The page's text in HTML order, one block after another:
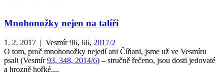
Mnohonožky nejen na talíři
1. 2. 2017 | Vesmír 96, 66, 2017/2
O tom, proč mnohonožky nejedí ani Číňani, jsme už ve Vesmíru
psali (Vesmír93, 348, 2014/6) – stručně řečeno, jsou dosti jedovaté
a hrozně hořké....